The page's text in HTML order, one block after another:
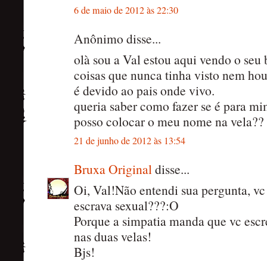
6 de maio de 2012 às 22:30
Anônimo disse...
olà sou a Val estou aqui vendo o seu
coisas que nunca tinha visto nem
é devido ao pais onde vivo.
queria saber como fazer se é para
posso colocar o meu nome na
21 de junho de 2012 às 13:54
Bruxa Originaldisse...
Oi, Val!Não entendi sua pergunta,
escrava sexual???:O
Porque a simpatia manda que vc
nas duas velas!
Bjs!